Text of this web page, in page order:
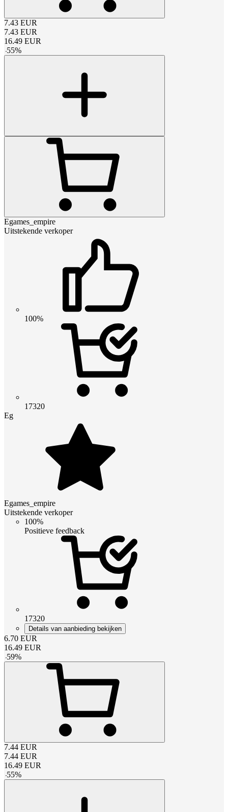
7.43 EUR
7.43 EUR
16.49 EUR
-55%
Egames_empire
Uitstekende verkoper
100%
17320
Eg
Egames_empire
Uitstekende verkoper
100%
Positieve feedback
17320
Details van aanbieding bekijken
6.70 EUR
16.49 EUR
-59%
7.44 EUR
7.44 EUR
16.49 EUR
-55%